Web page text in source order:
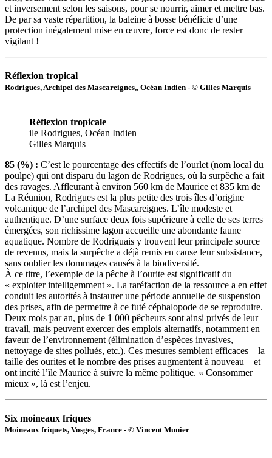
et inversement selon les saisons, pour se nourrir, aimer et mettre bas.
De par sa vaste répartition, la baleine à bosse bénéficie d’une
protection inégalement mise en œuvre, force est donc de rester
vigilant !
Réflexion tropical
Rodrigues, Archipel des Mascareignes,, Océan Indien - © Gilles Marquis
Réflexion tropicale
ile Rodrigues, Océan Indien
Gilles Marquis
85 (%) : C’est le pourcentage des effectifs de l’ourlet (nom local du
poulpe) qui ont disparu du lagon de Rodrigues, où la surpêche a fait
des ravages. Affleurant à environ 560 km de Maurice et 835 km de
La Réunion, Rodrigues est la plus petite des trois îles d’origine
volcanique de l’archipel des Mascareignes. L’île modeste et
authentique. D’une surface deux fois supérieure à celle de ses terres
émergées, son richissime lagon accueille une abondante faune
aquatique. Nombre de Rodriguais y trouvent leur principale source
de revenus, mais la surpêche a déjà remis en cause leur subsistance,
sans oublier les dommages causés à la biodiversité.
À ce titre, l’exemple de la pêche à l’ourite est significatif du
« exploiter intelligemment ». La raréfaction de la ressource a en effet
conduit les autorités à instaurer une période annuelle de suspension
des prises, afin de permettre à ce futé céphalopode de se reproduire.
Deux mois par an, plus de 1 000 pêcheurs sont ainsi privés de leur
travail, mais peuvent exercer des emplois alternatifs, notamment en
faveur de l’environnement (élimination d’espèces invasives,
nettoyage de sites pollués, etc.). Ces mesures semblent efficaces – la
taille des ourites et le nombre des prises augmentent à nouveau – et
ont incité l’île Maurice à suivre la même politique. « Consommer
mieux », là est l’enjeu.
Six moineaux friques
Moineaux friquets, Vosges, France - © Vincent Munier